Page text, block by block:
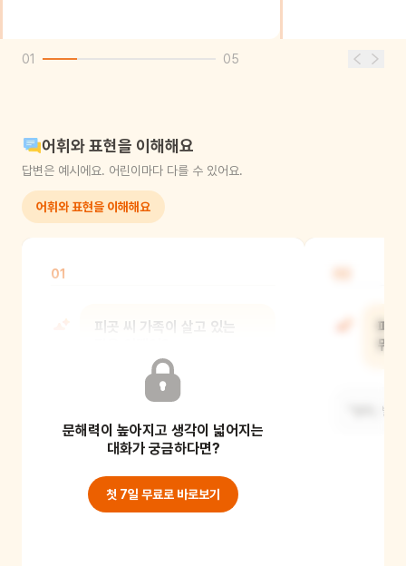
01 05
어휘와 표현을 이해해요
답변은 예시에요. 어린이마다 다를 수 있어요.
어휘와 표현을 이해해요
01
피곳 씨 가족이 살고 있는
안에는 피곳 씨의 아내가 살았대.
문해력이 높아지고 생각이 넓어지는
대화가 궁금하다면?
첫 7일 무료로 바로보기
피
뭐
"엄마, 빨